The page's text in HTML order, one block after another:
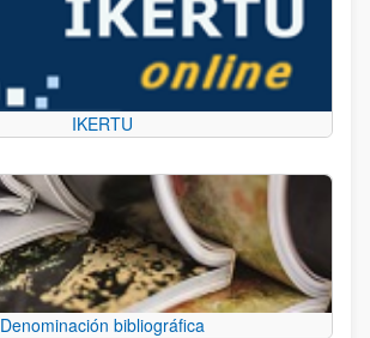
IKERTU
Denominación bibliográfica